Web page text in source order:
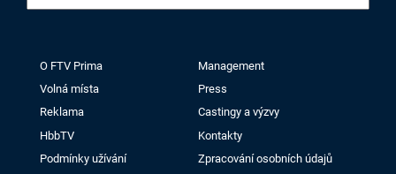
O FTV Prima
Management
Volná místa
Press
Reklama
Castingy a výzvy
HbbTV
Kontakty
Podmínky užívání
Zpracování osobních údajů